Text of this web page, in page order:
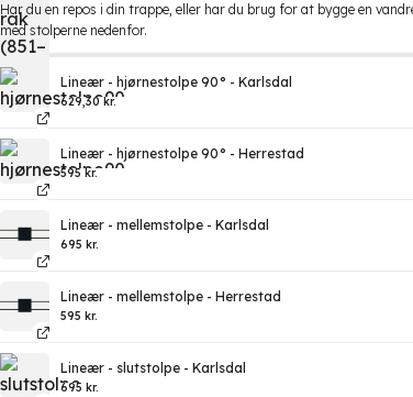
Har du en repos i din trappe, eller har du brug for at bygge en
med stolperne nedenfor.
Lineær - hjørnestolpe 90° - Karlsdal
629,30 kr.
Lineær - hjørnestolpe 90° - Herrestad
595 kr.
Lineær - mellemstolpe - Karlsdal
695 kr.
Lineær - mellemstolpe - Herrestad
595 kr.
Lineær - slutstolpe - Karlsdal
695 kr.